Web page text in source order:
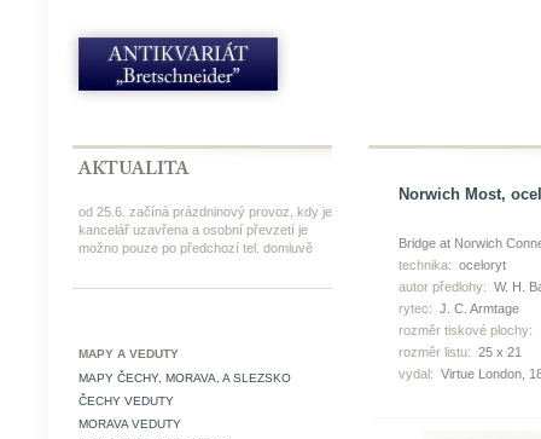
od 25.6. začíná prázdninový provoz, kdy je
kancelář uzavřena a osobní převzetí je
možno pouze po předchozí tel. domluvě
MAPY A VEDUTY
MAPY ČECHY, MORAVA, A SLEZSKO
ČECHY VEDUTY
MORAVA VEDUTY
Norwich Most,
Bridge at Norwich
technika: oceloryt
autor předlohy: W. H.
rytec: J. C. Armtage
rozměr tiskové plochy:
rozměr listu: 25 x 21
vydal: Virtue London,